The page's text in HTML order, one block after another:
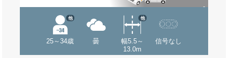
25～34歳
他
曇
幅5.5～
13.0m
他
信号なし